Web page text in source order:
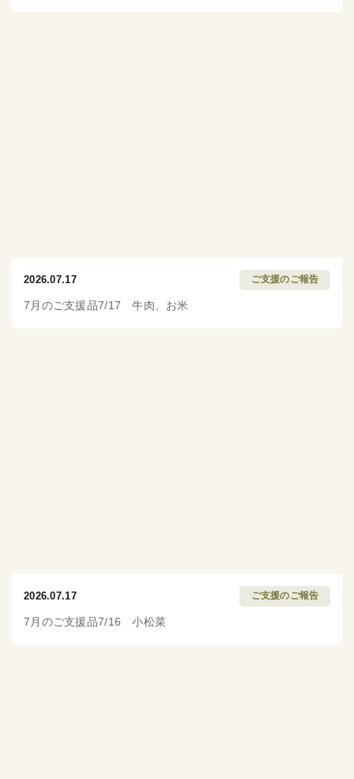
2026.07.17 ご支援のご報告
7月のご支援品7/17 牛肉、お米
2026.07.17 ご支援のご報告
7月のご支援品7/16 小松菜